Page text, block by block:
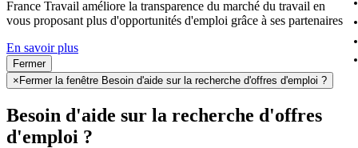
France Travail améliore la transparence du marché du travail en
vous proposant plus d'opportunités d'emploi grâce à ses partenaires
En savoir plus
Fermer
× Fermer la fenêtre Besoin d'aide sur la recherche d'offres d'emploi ?
Besoin d'aide sur la recherche d'offres
d'emploi ?